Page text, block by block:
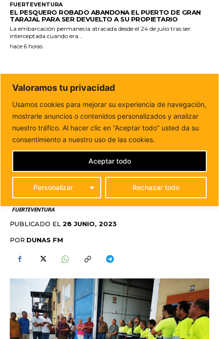
FUERTEVENTURA
EL PESQUERO ROBADO ABANDONA EL PUERTO DE GRAN
TARAJAL PARA SER DEVUELTO A SU PROPIETARIO
La embarcación permanecía atracada desde el 24 de julio tras ser
interceptada cuando era...
hace 6 horas